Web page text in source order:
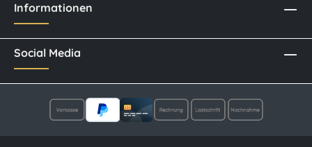
Social Media
Informationen